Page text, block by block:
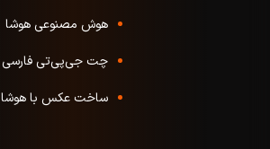
هوش مصنوعی هوشا
چت جی‌پی‌تی فارسی
ساخت عکس با هوشا